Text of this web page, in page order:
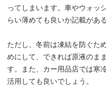
ってしまいます。車やウォッ
らい薄めても良いか記載があ
ただし、冬前は凍結を防ぐた
めにして、できれば原液のま
す。また、カー用品店では寒
活用しても良いでしょう。